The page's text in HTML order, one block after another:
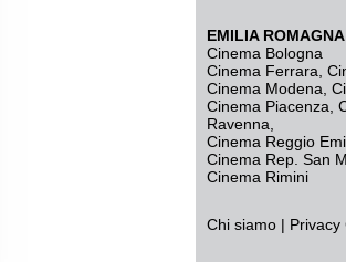
EMILIA ROMAGNA
Cinema Bologna
Cinema Ferrara
Cinema Modena
Cinema Piacenza
Ravenna
Cinema Reggio
Cinema Rep. San
Cinema Rimini
Chi siamo | Privacy